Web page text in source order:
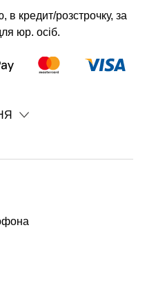
в кредит/розстрочку, за
юр. осіб.